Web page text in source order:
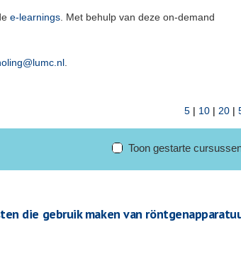
e-learnings . Met behulp van deze on-demand
5| 10| 20|
Toon gestarte
die gebruik maken van